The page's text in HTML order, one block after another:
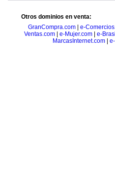
Otros dominios en venta:
GranCompra.com
e-
Ventas.com| e-Mujer.com| e-
MarcasInternet.com